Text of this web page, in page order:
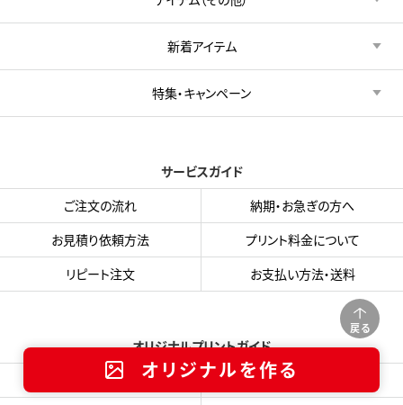
戻る
オリジナルを作る
新着アイテム
特集・キャンペーン
サービスガイド
ご注文の流れ
納期・お急ぎの方へ
お見積り依頼方法
プリント料金について
リピート注文
お支払い方法・送料
オリジナルプリントガイド
加工方法について
デザインデータ作成方法